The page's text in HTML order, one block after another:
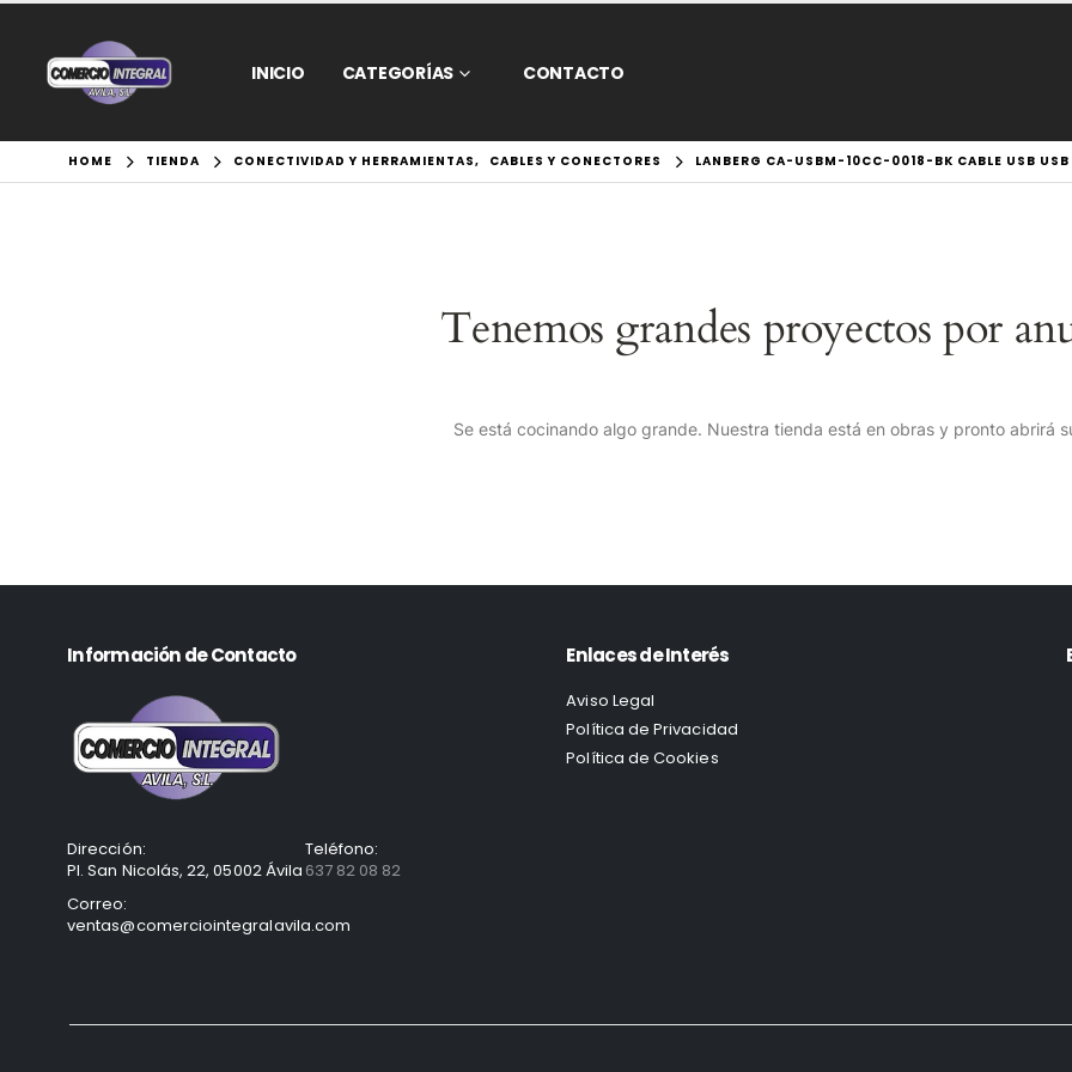
INICIO CATEGORÍAS CONTACTO
HOME TIENDA CONECTIVIDAD Y HERRAMIENTAS, CABLES Y CONECTORES LANBERG CA-USBM-10CC-0018-BK CABLE USB
Tenemos grandes proyectos por
Se está cocinando algo grande. Nuestra tienda está en obras y pronto abrirá
Información de Contacto
Dirección:
Pl. San Nicolás, 22, 05002 Ávila
Teléfono:
637 82 08 82
Correo:
ventas@comerciointegralavila.com
Enlaces de Interés
Aviso Legal
Política de Privacidad
Política de Cookies